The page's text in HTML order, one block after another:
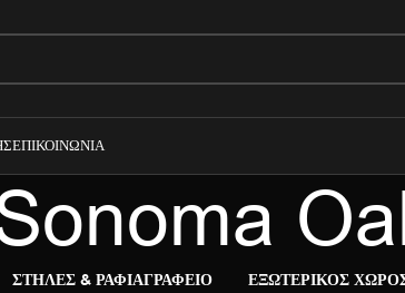
ΕΠΙΚΟΙΝΩΝΊΑ
ΣΤΉΛΕΣ & ΡΆΦΙΑΓΡΑΦΕΊΟ ΕΞΩΤΕΡΙΚΌΣ